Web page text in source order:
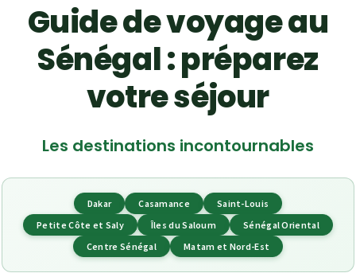
Guide de voyage au
Sénégal : préparez
votre séjour
Les destinations incontournables
Dakar Casamance
Saint-Louis
Petite Côte et Saly
Îles du Saloum
Sénégal Oriental
Centre Sénégal
Matam et Nord-Est